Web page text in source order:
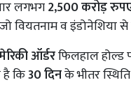
लगभग2,500 करोड़
वियतनाम व इंडोनेशिया से
ऑर्डरफिलहाल होल्ड
कि30 दिनके भीतर